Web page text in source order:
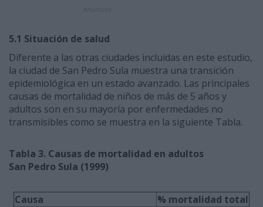
5.1 Situación de salud
Diferente a las otras ciudades incluidas en este estudio,
la ciudad de San Pedro Sula muestra una transición
epidemiológica en un estado avanzado. Las principales
causas de mortalidad de niños de más de 5 años y
adultos son en su mayoría por enfermedades no
transmisibles como se muestra en la siguiente Tabla.
Tabla 3. Causas de mortalidad en adultos
San Pedro Sula (1999)
Causa
% mortalidad total